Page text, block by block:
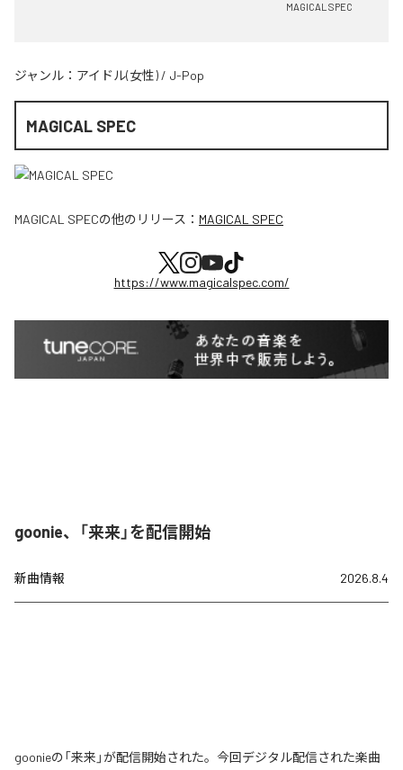
MAGICAL SPEC
ジャンル： アイドル(女性) / J-Pop
MAGICAL SPEC
MAGICAL SPECの他のリリース： MAGICAL SPEC
https://www.magicalspec.com/
goonie、「来来」を配信開始
新曲情報 2026.8.4
goonieの「来来」が配信開始された。今回デジタル配信された楽曲